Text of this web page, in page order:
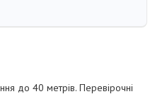
до 40 метрів. Перевірочні